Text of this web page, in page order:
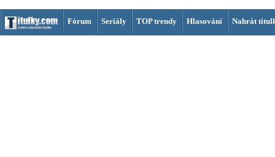
Fórum Seriály TOP trendy Hlasování Nahrát